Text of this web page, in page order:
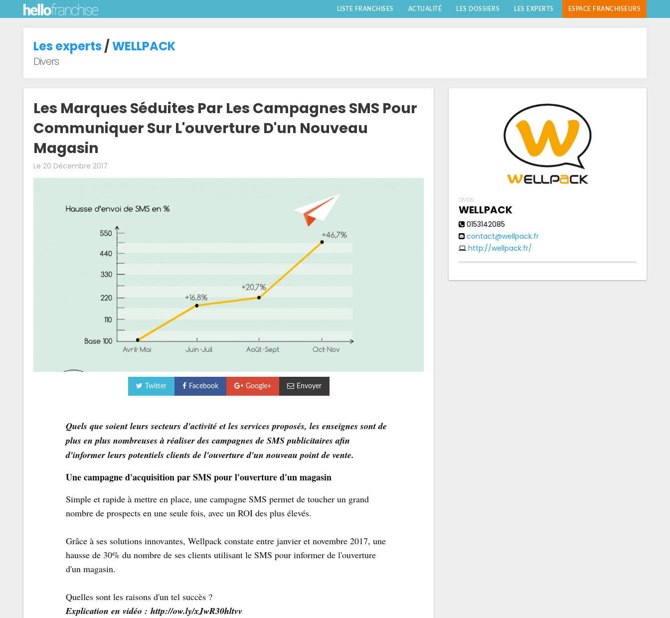
LISTE FRANCHISES ACTUALITÉ LES DOSSIERS LES EXPERTS ESPACE FRANCHISEURS
Les experts /WELLPACK
Divers
Les Marques Séduites Par Les Campagnes SMS Pour
Communiquer Sur L'ouverture D'un Nouveau
Magasin
Le 20 Décembre 2017
Twitter Facebook Google+ Envoyer
Quels que soient leurs secteurs d'activité et les services proposés, les enseignes sont de
plus en plus nombreuses à réaliser des campagnes de SMS publicitaires afin
d'informer leurs potentiels clients de l'ouverture d'un nouveau point de vente.
Une campagne d'acquisition par SMS pour l'ouverture d'un magasin
Simple et rapide à mettre en place, une campagne SMS permet de toucher un grand
nombre de prospects en une seule fois, avec un ROI des plus élevés.
Grâce à ses solutions innovantes, Wellpack constate entre janvier et novembre 2017, une
hausse de 30% du nombre de ses clients utilisant le SMS pour informer de l'ouverture
d'un magasin.
Quelles sont les raisons d'un tel succès ?
Explication en vidéo : http://ow.ly/xJwR30hltvv
DIVERS
WELLPACK
0153142085
contact@wellpack.fr
http://wellpack.fr/